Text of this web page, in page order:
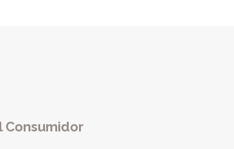
Consumidor